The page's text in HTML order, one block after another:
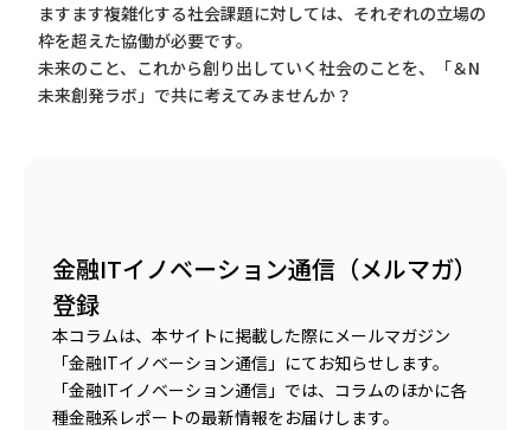
ますます複雑化する社会課題に対しては、それぞれの立場の
枠を超えた協働が必要です。
未来のこと、これから創り出していく社会のことを、「＆N
未来創発ラボ」で共に考えてみませんか？
金融ITイノベーション通信（メルマガ）
登録
本コラムは、本サイトに掲載した際にメールマガジン
「金融ITイノベーション通信」にてお知らせします。
「金融ITイノベーション通信」では、コラムのほかに各
種金融系レポートの最新情報をお届けします。